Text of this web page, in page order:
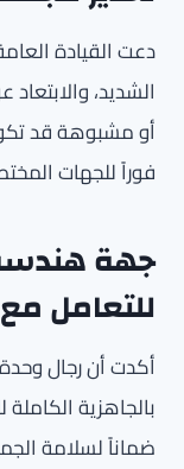
دعت القيادة
الشديد،
أو مشبوهة قد تكون
فوراً للجهات
جهة
للتعامل
أكدت أن رجال
بالجاهزية
ضماناً لسلامة